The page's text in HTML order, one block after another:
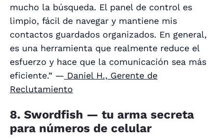
mucho la búsqueda. El panel de control es
limpio, fácil de navegar y mantiene mis
contactos guardados organizados. En general,
es una herramienta que realmente reduce el
esfuerzo y hace que la comunicación sea más
eficiente.” — Daniel H., Gerente de
Reclutamiento
8. Swordfish — tu arma secreta
para números de celular